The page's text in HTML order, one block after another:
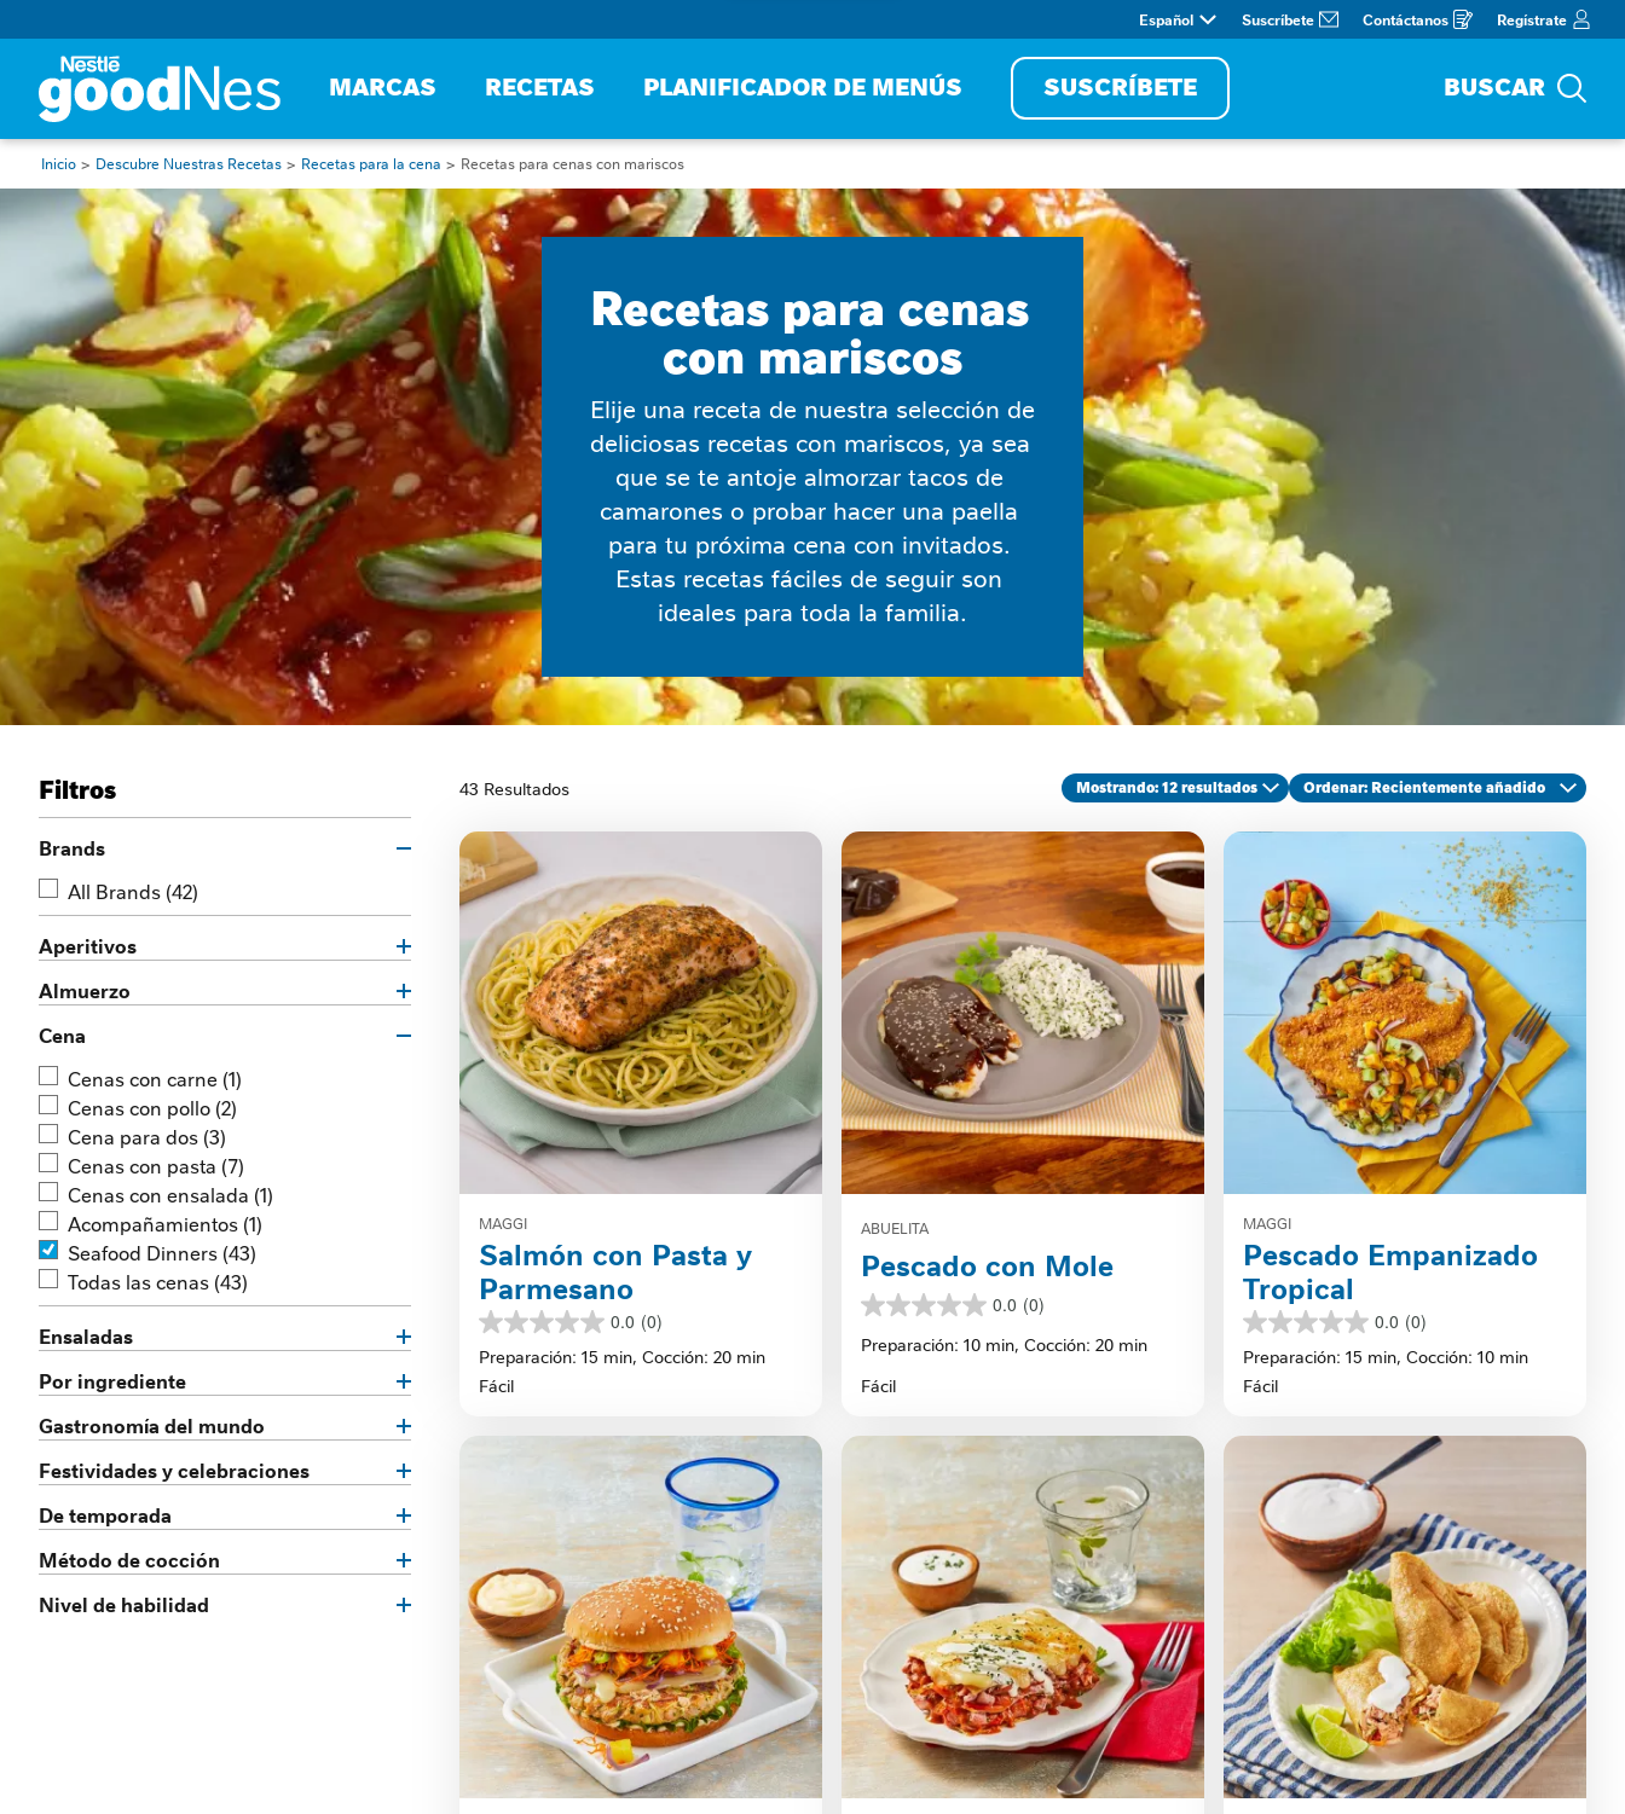
Español Suscríbete Contáctanos
Opens
in
Regístrate
MARCAS RECETAS PLANIFICADOR DE MENÚS SUSCRÍBETE BUSCAR
Inicio Descubre Nuestras Recetas Recetas para la cena Recetas para cenas con mariscos
Recetas para cenas
con mariscos
Elije una receta de nuestra selección de
deliciosas recetas con mariscos, ya sea
que se te antoje almorzar tacos de
camarones o probar hacer una paella
para tu próxima cena con invitados.
Estas recetas fáciles de seguir son
ideales para toda la familia.
Filtros
Brands
All Brands (42)
Aperitivos
Almuerzo
Cena
Cenas con carne (1)
Cenas con pollo (2)
Cena para dos (3)
Cenas con pasta (7)
Cenas con ensalada (1)
Acompañamientos (1)
Seafood Dinners (43)
Todas las cenas (43)
Ensaladas
Por ingrediente
Gastronomía del mundo
Festividades y celebraciones
De temporada
Método de cocción
Nivel de habilidad
43 Resultados Mostrando: 12 resultados Ordenar: Recientemente añadido
MAGGI
Salmón con Pasta y
Parmesano
0.0 (0)
0.0
de
estrellas.
Preparación: 15 min, Cocción: 20 min
Fácil
ABUELITA
Pescado con Mole
0.0 (0)
0.0
de
5
estrellas.
Preparación: 10 min, Cocción: 20 min
Fácil
MAGGI
Pescado Empanizado
Tropical
0.0 (0)
0.0
de
estrellas.
Preparación: 15 min, Cocción: 10 min
Fácil